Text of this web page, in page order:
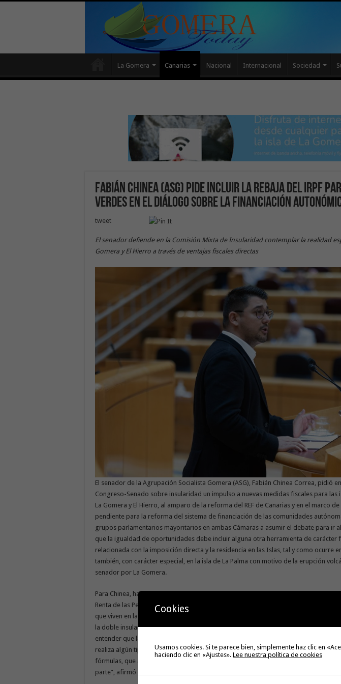
La Gomera Canarias Nacional Internacional Sociedad
Fabián Chinea (ASG) pide incluir la rebaja del IRPF
verdes en el diálogo sobre la financiación
tweet
El senador defiende en la Comisión Mixta de Insularidad contemplar la realidad
Gomera y El Hierro a través de ventajas fiscales directas
El senador de la Agrupación Socialista Gomera (ASG), Fabián Chinea Correa, pidió
Congreso-Senado sobre insularidad un impulso a nuevas medidas fiscales para las
La Gomera y El Hierro, al amparo de la reforma del REF de Canarias y en el marco
pendiente para la reforma del sistema de financiación de las comunidades
grupos parlamentarios mayoritarios en ambas Cámaras a asumir el debate para ir
que la igualdad de oportunidades debe incluir alguna otra herramienta de carácter
relacionada con la imposición directa y la residencia en las Islas, tal y como ocurre
también, con carácter especial, en la isla de La Palma con motivo de la erupción
senador por La Gomera.
Para Chinea, ha llegado el momento de abordar el debate sobre una bonificación
Renta de las Personas Físicas (IRPF) para los residentes en Canarias,
que viven en las islas de La Palma, La Gomera y El Hierro, que sufren con especial
la doble insularidad”. “Es importante desde el punto de vista de la equidad fiscal y
entender que las medidas del REF canario llegan a toda la población de las Islas, y
realiza algún tipo de actividad empresarial. El contexto actual recomienda ir algo
fórmulas, que además son defendidas por el Gobierno de Canarias, del que el
parte”, afirmó el senador.
Cookies
Usamos cookies. Si te parece bien, simplemente haz clic en
haciendo clic en «Ajustes». Lee nuestra política de cookies